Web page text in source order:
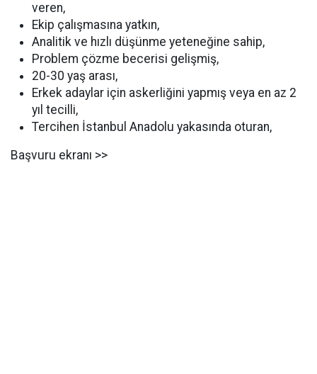
veren,
Ekip çalışmasına yatkın,
Analitik ve hızlı düşünme yeteneğine sahip,
Problem çözme becerisi gelişmiş,
20-30 yaş arası,
Erkek adaylar için askerliğini yapmış veya en az 2
yıl tecilli,
Tercihen İstanbul Anadolu yakasında oturan,
Başvuru ekranı >>